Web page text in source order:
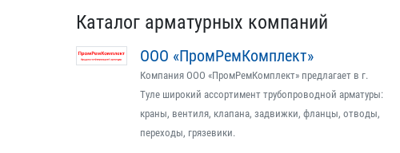
Каталог арматурных компаний
ООО «ПромРемКомплект»
Компания ООО «ПромРемКомплект» предлагает в г.
Туле широкий ассортимент трубопроводной арматуры:
краны, вентиля, клапана, задвижки, фланцы, отводы,
переходы, грязевики.